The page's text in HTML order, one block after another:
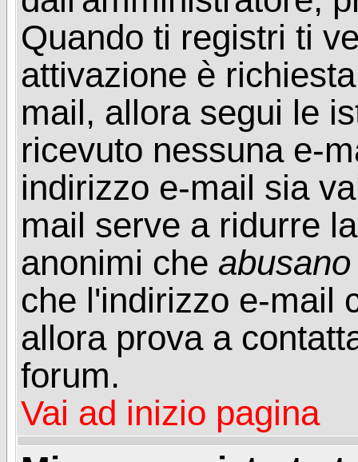
Quando ti registri ti
attivazione è
mail, allora segui le
ricevuto nessuna e-
indirizzo e-mail sia
mail serve a ridurre
anonimi che abusano
che l'indirizzo e-mail
allora prova a
forum.
Vai ad inizio pagina